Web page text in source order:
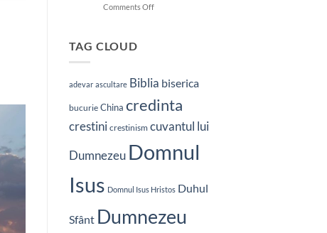
Nepal:
L
pe
Comments Offon
avea
loc
în
orașului
TAG CLOUD
adevar ascultare Biblia biserica
bucurie China credinta
crestini crestinism cuvantul lui
Dumnezeu Domnul
Isus Domnul Isus Hristos Duhul
Sfânt Dumnezeu